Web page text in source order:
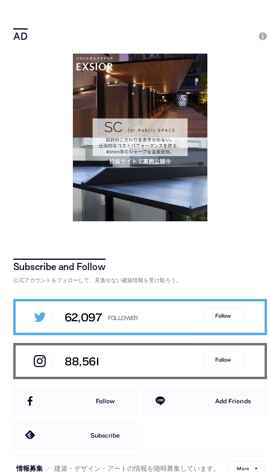
公式アカウントをフォローして、見逃せない建築情報を受け取ろう。
62,097 Follow
88,561 Follow
Follow Add Friends
Subscribe
情報募集 ／ 建築・デザイン・アートの情報を随時募集しています。 More